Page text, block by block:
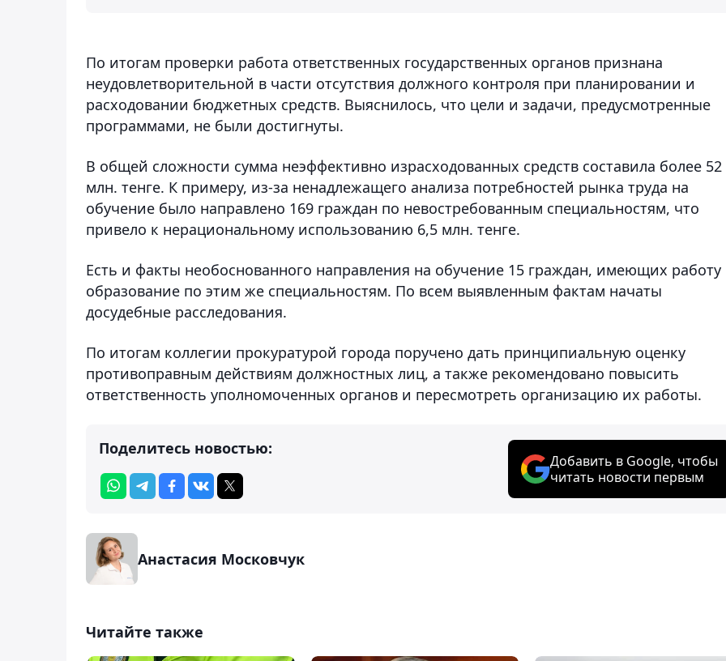
По итогам проверки работа ответственных государственных органов признана
неудовлетворительной в части отсутствия должного контроля при планировании и
расходовании бюджетных средств. Выяснилось, что цели и задачи, предусмотренные
программами, не были достигнуты.
В общей сложности сумма неэффективно израсходованных средств составила более 52
млн. тенге. К примеру, из-за ненадлежащего анализа потребностей рынка труда на
обучение было направлено 169 граждан по невостребованным специальностям, что
привело к нерациональному использованию 6,5 млн. тенге.
Есть и факты необоснованного направления на обучение 15 граждан, имеющих работу
образование по этим же специальностям. По всем выявленным фактам начаты
досудебные расследования.
По итогам коллегии прокуратурой города поручено дать принципиальную оценку
противоправным действиям должностных лиц, а также рекомендовано повысить
ответственность уполномоченных органов и пересмотреть организацию их работы.
Поделитесь новостью:
Добавить в Google, чтобы
читать новости первым
Анастасия Московчук
Читайте также